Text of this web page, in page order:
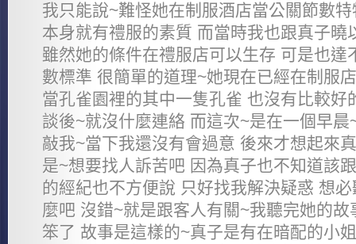
我只能說~難怪她在制服酒店當公關節數
本身就有禮服的素質 而當時我也跟真子曉
雖然她的條件在禮服店可以生存 可是也達
數標準 很簡單的道理~她現在已經在制服
當孔雀園裡的其中一隻孔雀 也沒有比較好
談後~就沒什麼連絡 而這次~是在一個早
敲我~當下我還沒有會過意 後來才想起來
是~想要找人訴苦吧 因為真子也不知道該
的經紀也不方便說 只好找我解決疑惑 想
麼吧 沒錯~就是跟客人有關~我聽完她的
笨了 故事是這樣的~真子是有在暗配的小